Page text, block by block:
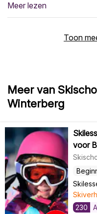
Meer lezen
Toon
Meer van
Winterberg
voor
230